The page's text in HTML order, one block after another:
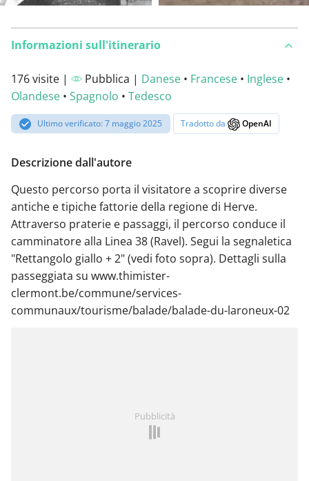
Informazioni sull'itinerario
176 visite | Pubblica | Danese • Francese • Inglese •
Olandese • Spagnolo • Tedesco
Ultimo verificato: 7 maggio 2025 Tradotto da OpenAI
Descrizione dall'autore
Questo percorso porta il visitatore a scoprire diverse
antiche e tipiche fattorie della regione di Herve.
Attraverso praterie e passaggi, il percorso conduce il
camminatore alla Linea 38 (Ravel). Segui la segnaletica
"Rettangolo giallo + 2" (vedi foto sopra). Dettagli sulla
passeggiata su www.thimister-
clermont.be/commune/services-
communaux/tourisme/balade/balade-du-laroneux-02
Pubblicità